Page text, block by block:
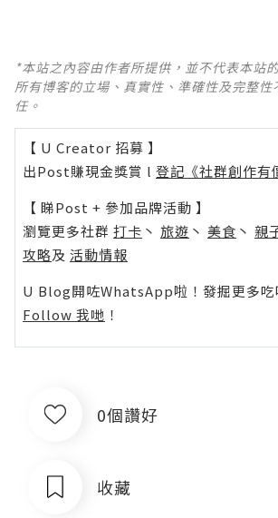
*本站之內容由作者所提供，並不代表本站
所有博客的立場、真實性、準確性及完整性
任。
【 U Creator 招募 】
出Post賺現金獎賞 l 登記《社群創作有
【 睇Post + 參加品牌活動 】
瀏覽更多社群 打卡 丶 旅遊 丶 美食 丶 親
攻略及 活動情報
U Blog開咗WhatsApp啦！發掘更多吃
Follow 我哋 ！
0個讚好
收藏